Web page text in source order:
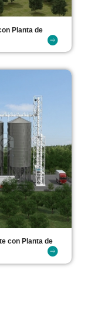
Planta de
con Planta de